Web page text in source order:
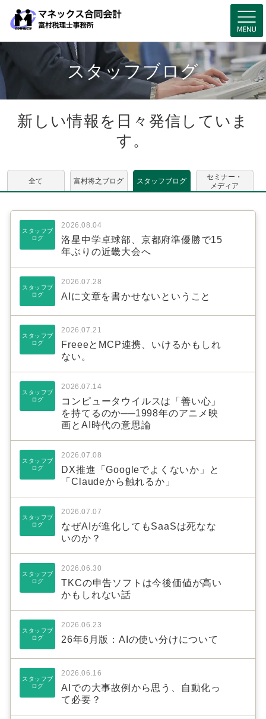
スタッフブログ
新しい情報を日々発信していま
す。
全て 富村将之ブログ スタッフブログ
セミナー・
メディア
スタッフブ
ログ
2026.08.04
洛星中学卓球部、京都府準優勝で15
年ぶりの近畿大会へ
スタッフブ
ログ
2026.07.28
AIに文章を書かせないということ
スタッフブ
ログ
2026.07.21
FreeeとMCP連携、いけるかもしれ
ない。
スタッフブ
ログ
2026.07.14
コンピュータウイルスは「善い心」
を持てるのか──1998年のアニメ映
画とAI時代の意思論
スタッフブ
ログ
2026.07.08
DX推進「Googleでよくないか」と
「Claudeから触れるか」
スタッフブ
ログ
2026.07.07
なぜAIが進化してもSaaSは死なな
いのか？
スタッフブ
ログ
2026.06.30
TKCの申告ソフトは今後価値が高い
かもしれない話
スタッフブ
ログ
2026.06.23
26年6月版：AIの使い分けについて
スタッフブ
ログ
2026.06.16
AIでの大事故例から思う、自動化っ
て必要？